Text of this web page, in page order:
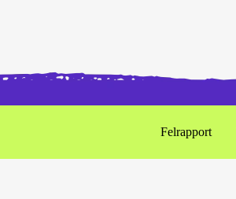
Felrapport